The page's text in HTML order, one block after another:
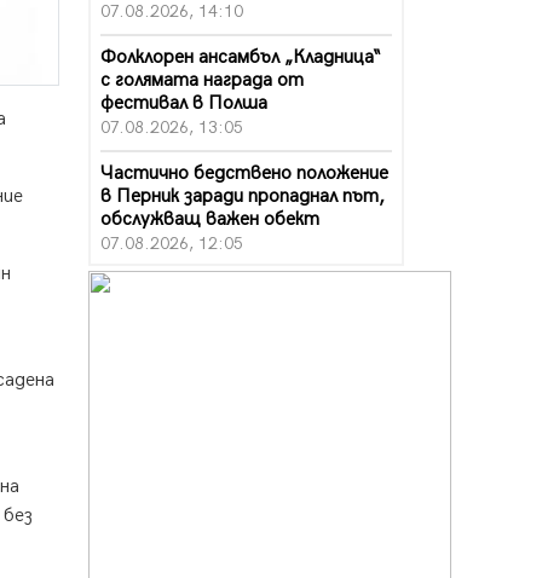
07.08.2026, 14:10
Фолклорен ансамбъл „Кладница“
с голямата награда от
фестивал в Полша
07.08.2026, 13:05
Частично бедствено положение
в Перник заради пропаднал път,
обслужващ важен обект
07.08.2026, 12:05
Да отговорим на жегите с филм